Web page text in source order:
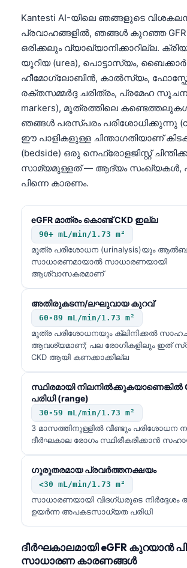
Kantesti AI-യിലെ ഞങ്ങളുടെ
പ്രവാഹങ്ങളിൽ, ഞങ്ങൾ കുറഞ്ഞ GFR-
ഒരിക്കലും വ്യാഖ്യാനിക്കാറില്ല.
യൂറിയ (urea), പൊട്ടാസ്യം,
ഹീമോഗ്ലോബിൻ, കാൽസ്യം,
രക്തസമ്മർദ്ദ ചരിത്രം, പ്രമേഹ
markers), മൂത്രത്തിലെ
ഞങ്ങൾ പരസ്പരം പരിശോധിക്കുന്നു
ഈ പാളികളുള്ള ചിന്താഗതിയാണ്
(bedside) ഒരു നെഫ്രോളജിസ്റ്റ്
സാമ്യമുള്ളത് — ആദ്യം സംഖ്യകൾ,
പിന്നെ കാരണം.
eGFR മാത്രം കൊണ്ട് CKD ഇല്ല
90+ mL/min/1.73 m²
മൂത്ര പരിശോധന (urinalysis)യും
സാധാരണമായാൽ സാധാരണയായി
ആശ്വാസകരമാണ്
അതിരുകടന്ന/ലഘുവായ കുറവ്
60-89 mL/min/1.73 m²
മൂത്ര പരിശോധനയും ക്ലിനിക്കൽ
ആവശ്യമാണ്; പല രോഗികളിലും ഇത്
CKD ആയി കണക്കാക്കില്ല
സ്ഥിരമായി നിലനിൽക്കുകയാണെങ്കിൽ
പരിധി (range)
30-59 mL/min/1.73 m²
3 മാസത്തിനുള്ളിൽ വീണ്ടും പരിശോധന
ദീർഘകാല രോഗം സ്ഥിരീകരിക്കാൻ
ഗുരുതരമായ പ്രവർത്തനക്ഷയം
<30 mL/min/1.73 m²
സാധാരണയായി വിദഗ്ധരുടെ
ഉയർന്ന അപകടസാധ്യത പരിധി
ദീർഘകാലമായി eGFR കുറയാൻ
സാധാരണ കാരണങ്ങൾ
Íslenska
Svenska
Bosanski
Azərbaycan dili
Eesti
日本語
Čeština
ქართული
Lietuvių kalba
Polski
한국어
Slovenščina
Magyar
Shqip
বাংলা
اردو
தமிழ்
ગુજરાતી
ಕನ್ನಡ
Bahasa Melayu
Tiếng Việt
Tagalog
ไทย
ဗမာစာ